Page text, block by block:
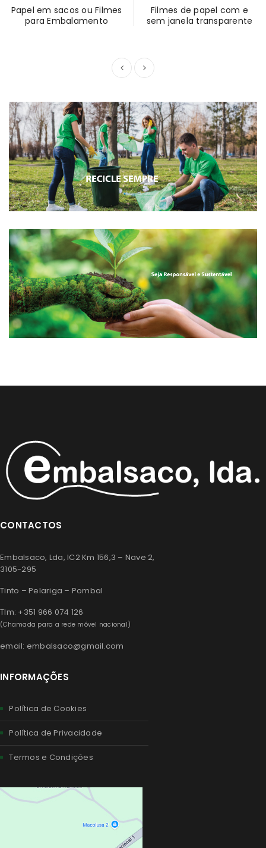
Papel em sacos ou Filmes
para Embalamento
Filmes de papel com e
sem janela transparente
CONTACTOS
Embalsaco, Lda, IC2 Km 156,3 – Nave 2,
3105-295
Tinto – Pelariga – Pombal
Tlm: +351 966 074 126
(Chamada para a rede móvel nacional)
email: embalsaco@gmail.com
INFORMAÇÕES
Política de Cookies
Política de Privacidade
Termos e Condições